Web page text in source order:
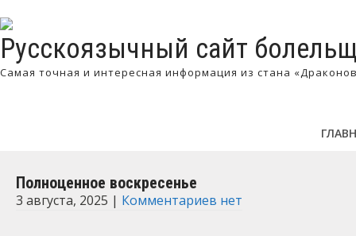
Русскоязычный сайт
Самая точная и интересная информация из стана
Полноценное воскресенье
3 августа, 2025 | Комментариев нет